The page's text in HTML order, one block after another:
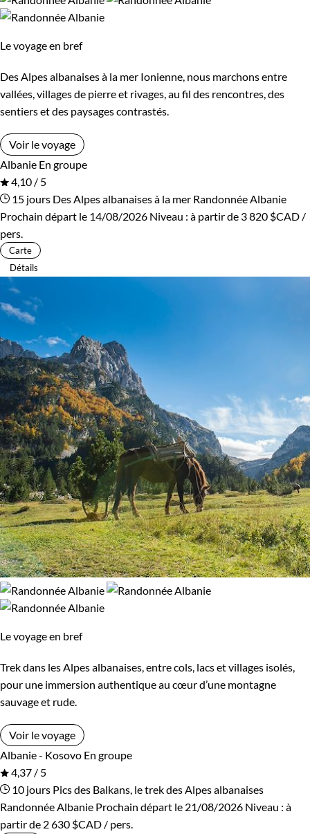
Environnement
Bord de mer et îles
Patrimoine et Nature
Le voyage en bref
Des Alpes albanaises à la mer Ionienne, nous marchons entre
vallées, villages de pierre et rivages, au fil des rencontres, des
sentiers et des paysages contrastés.
Voir le voyage
Albanie En groupe
4,10 / 5
15 jours Des Alpes albanaises à la mer Randonnée Albanie
Prochain départ le 14/08/2026 Niveau : à partir de 3 820 $CAD /
pers.
Carte
Détails
Le voyage en bref
Trek dans les Alpes albanaises, entre cols, lacs et villages isolés,
pour une immersion authentique au cœur d’une montagne
sauvage et rude.
Voir le voyage
Albanie - Kosovo En groupe
4,37 / 5
10 jours Pics des Balkans, le trek des Alpes albanaises
Randonnée Albanie Prochain départ le 21/08/2026 Niveau : à
partir de 2 630 $CAD / pers.